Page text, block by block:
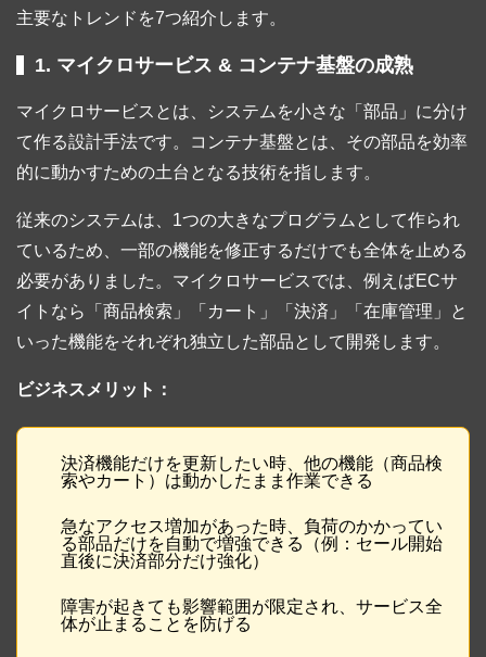
主要なトレンドを7つ紹介します。
1. マイクロサービス & コンテナ基盤の成熟
マイクロサービスとは、システムを小さな「部品」に分け
て作る設計手法です。コンテナ基盤とは、その部品を効率
的に動かすための土台となる技術を指します。
従来のシステムは、1つの大きなプログラムとして作られ
ているため、一部の機能を修正するだけでも全体を止める
必要がありました。マイクロサービスでは、例えばECサ
イトなら「商品検索」「カート」「決済」「在庫管理」と
いった機能をそれぞれ独立した部品として開発します。
ビジネスメリット：
決済機能だけを更新したい時、他の機能（商品検
索やカート）は動かしたまま作業できる
急なアクセス増加があった時、負荷のかかってい
る部品だけを自動で増強できる（例：セール開始
直後に決済部分だけ強化）
障害が起きても影響範囲が限定され、サービス全
体が止まることを防げる